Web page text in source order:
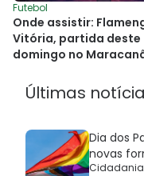
Futebol
Onde assistir:
Vitória, partida deste
domingo no
Últimas
Dia dos
novas
Cidadania